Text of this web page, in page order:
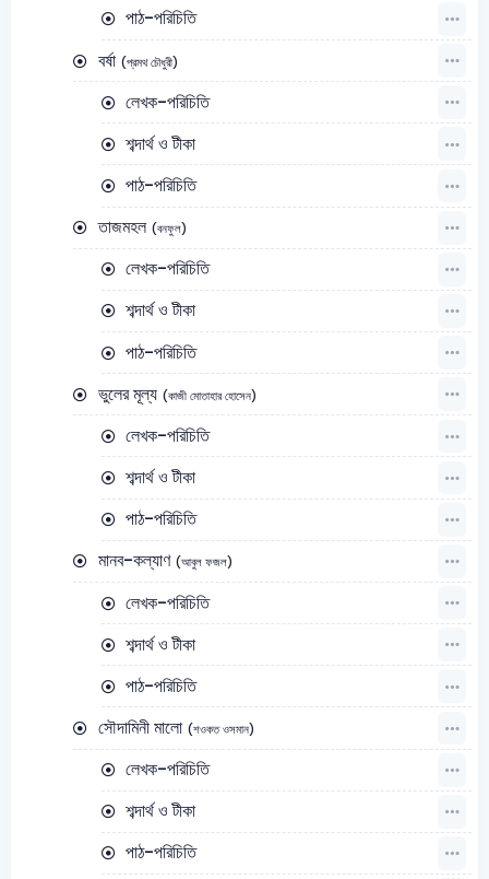
পাঠ-পরিচিতি
বর্ষা (প্রমথ চৌধুরী)
লেখক-পরিচিতি
শব্দার্থ ও টীকা
পাঠ-পরিচিতি
তাজমহল (বনফুল)
লেখক-পরিচিতি
শব্দার্থ ও টীকা
পাঠ-পরিচিতি
ভুলের মূল্য (কাজী মোতাহার হোসেন)
লেখক-পরিচিতি
শব্দার্থ ও টীকা
পাঠ-পরিচিতি
মানব-কল্যাণ (আবুল ফজল)
লেখক-পরিচিতি
শব্দার্থ ও টীকা
পাঠ-পরিচিতি
সৌদামিনী মালো (শওকত ওসমান)
লেখক-পরিচিতি
শব্দার্থ ও টীকা
পাঠ-পরিচিতি